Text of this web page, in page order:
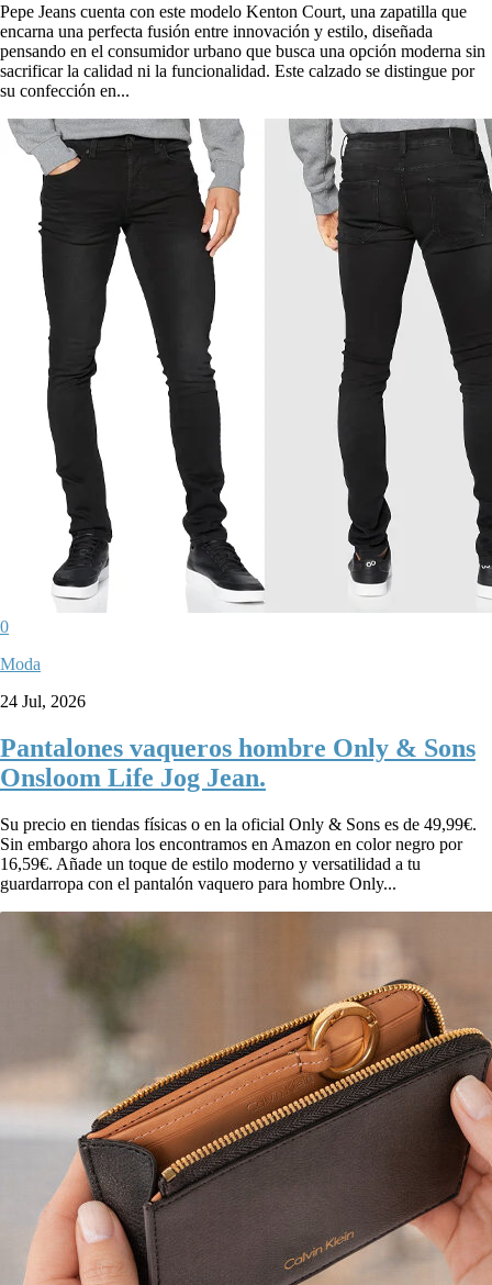
Pepe Jeans cuenta con este modelo Kenton Court, una zapatilla que
encarna una perfecta fusión entre innovación y estilo, diseñada
pensando en el consumidor urbano que busca una opción moderna sin
sacrificar la calidad ni la funcionalidad. Este calzado se distingue por
su confección en...
0
Moda
24 Jul, 2026
Pantalones vaqueros hombre Only & Sons
Onsloom Life Jog Jean.
Su precio en tiendas físicas o en la oficial Only & Sons es de 49,99€.
Sin embargo ahora los encontramos en Amazon en color negro por
16,59€. Añade un toque de estilo moderno y versatilidad a tu
guardarropa con el pantalón vaquero para hombre Only...